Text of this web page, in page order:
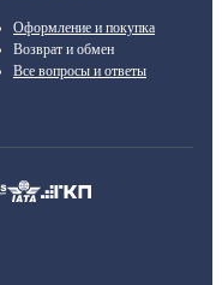
Оформление и покупка
Возврат и обмен
Все вопросы и ответы